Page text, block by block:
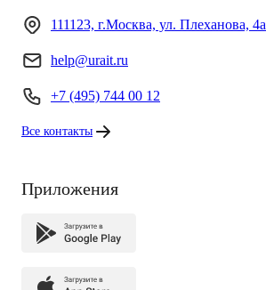
111123, г.Москва, ул. Плеханова, 4а
help@urait.ru
+7 (495) 744 00 12
Все контакты
Приложения